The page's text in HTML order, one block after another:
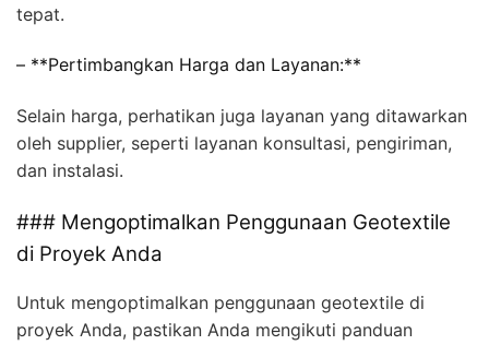
tepat.
– **Pertimbangkan Harga dan Layanan:**
Selain harga, perhatikan juga layanan yang ditawarkan
oleh supplier, seperti layanan konsultasi, pengiriman,
dan instalasi.
### Mengoptimalkan Penggunaan Geotextile
di Proyek Anda
Untuk mengoptimalkan penggunaan geotextile di
proyek Anda, pastikan Anda mengikuti panduan